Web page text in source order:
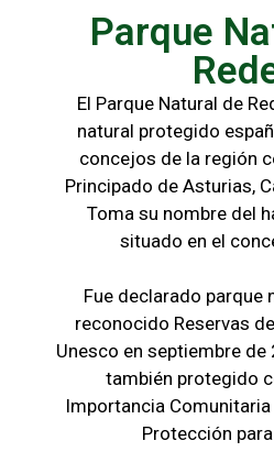
Parque
El Parque Natural de
natural protegido
concejos de la región
Principado de Asturias,
Toma su nombre del
situado en el
Fue declarado parque
reconocido Reservas
Unesco en septiembre
también protegido
Importancia
Protección